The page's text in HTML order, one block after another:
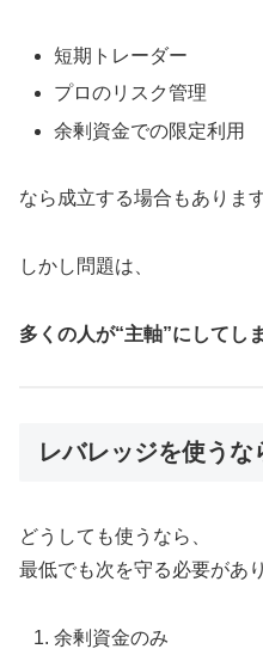
短期トレーダー
プロのリスク管理
余剰資金での限定利用
なら成立する場合もあります
しかし問題は、
多くの人が“主軸”にしてし
レバレッジを使うな
どうしても使うなら、
最低でも次を守る必要があ
余剰資金のみ